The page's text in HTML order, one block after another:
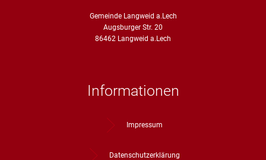
Gemeinde Langweid a.Lech
Augsburger Str. 20
86462 Langweid a.Lech
Informationen
Impressum
Datenschutzerklärung